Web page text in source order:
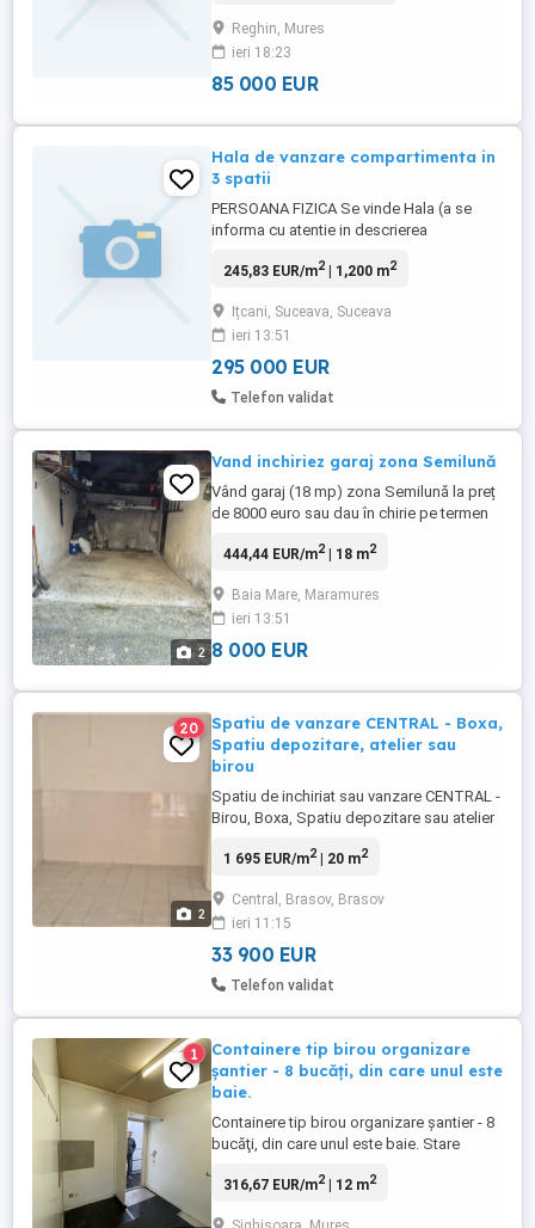
Cladirea dispune de urmatoarele
utilitati:apa,gaz,curent si canalizare.
Cladirea se poate compartimenta in
Reghin, Mures
ieri 18:23
85 000 EUR
Hala de vanzare compartimenta in
3 spatii
PERSOANA FIZICA Se vinde Hala (a se
informa cu atentie in descrierea
(langa Celestin)cu o suprafață totala teren
de 1268 Mp si autorizație de renovare
inclusa. Este pozitionata cu acces la
infrastructura Hala este compartimentata
245,83 EUR/m2| 1,200 m2
Ițcani, Suceava, Suceava
ieri 13:51
295 000 EUR
Telefon validat
2
Vand inchiriez garaj zona Semilună
Vând garaj (18 mp) zona Semilună la preț
de 8000 euro sau dau în chirie pe termen
444,44 EUR/m2| 18 m2
Baia Mare, Maramures
ieri 13:51
8 000 EUR
2
20
Spatiu de vanzare CENTRAL - Boxa,
Spatiu depozitare, atelier sau
birou
Spatiu de inchiriat sau vanzare CENTRAL -
Birou, Boxa, Spatiu depozitare sau atelier
disponibil si spre inchiriere la pretul de
1 695 EUR/m2| 20 m2
Central, Brasov, Brasov
ieri 11:15
33 900 EUR
Telefon validat
1
Containere tip birou organizare
şantier - 8 bucăţi, din care unul este
baie.
Containere tip birou organizare şantier - 8
bucăţi, din care unul este baie. Stare
Recent aduse în ţară, origine: Germania.
316,67 EUR/m2| 12 m2